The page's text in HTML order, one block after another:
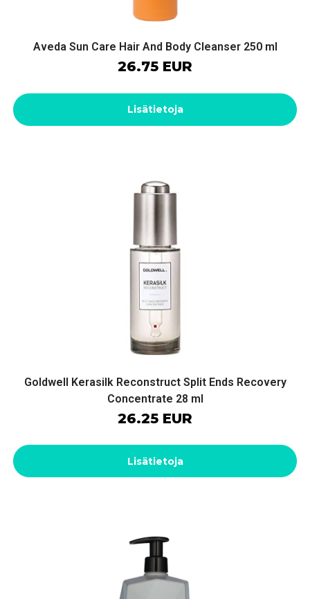
Aveda Sun Care Hair And Body Cleanser 250 ml
26.75 EUR
Lisätietoja
Goldwell Kerasilk Reconstruct Split Ends Recovery
Concentrate 28 ml
26.25 EUR
Lisätietoja